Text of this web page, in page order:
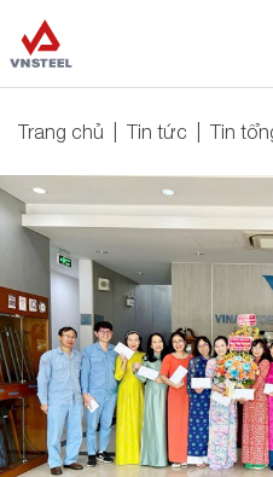
Trang chủ Tin tức Tin